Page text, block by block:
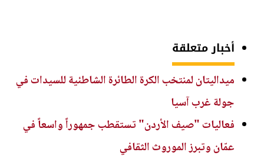
أخبار متعلقة
ميداليتان لمنتخب الكرة الطائرة الشاطئية للسيدات في
جولة غرب آسيا
فعاليات "صيف الأردن" تستقطب جمهوراً واسعاً في
عمّان وتبرز الموروث الثقافي